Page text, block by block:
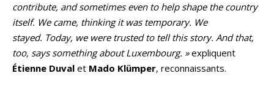
contribute, and sometimes even to help shape the country
itself. We came, thinking it was temporary. We
stayed. Today, we were trusted to tell this story. And that,
too, says something about Luxembourg. »expliquent
Étienne Duval et Mado Klümper, reconnaissants.